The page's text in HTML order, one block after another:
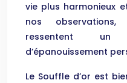
vie plus harmonieux
nos
ressentent un
d’épanouissement
Le Souffle d’or est